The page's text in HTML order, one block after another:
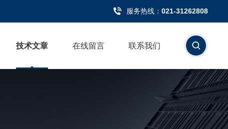
服务热线： 021-31262808
技术文章 在线留言 联系我们